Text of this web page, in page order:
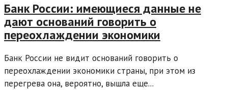
Банк России: имеющиеся данные не
дают оснований говорить о
переохлаждении экономики
Банк России не видит оснований говорить о
переохлаждении экономики страны, при этом из
перегрева она, вероятно, вышла еще...